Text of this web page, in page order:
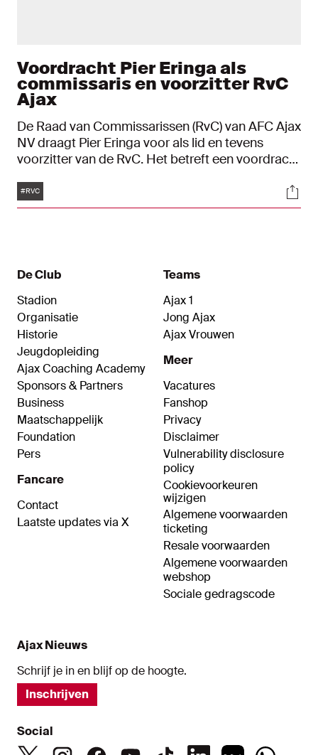
Voordracht Pier Eringa als
commissaris en voorzitter RvC
Ajax
De Raad van Commissarissen (RvC) van AFC Ajax
NV draagt Pier Eringa voor als lid en tevens
voorzitter van de RvC. Het betreft een voordracht
maanden, tot en met de Algemene Vergadering
van Aandeelhouders (AVA) in november 2026. De
Tags
#RVC
De Club
Stadion
Organisatie
Historie
Jeugdopleiding
Ajax Coaching Academy
Sponsors & Partners
Business
Maatschappelijk
Foundation
Pers
Fancare
Contact
Laatste updates via X
Teams
Ajax 1
Jong Ajax
Ajax Vrouwen
Meer
Vacatures
Fanshop
Privacy
Disclaimer
Vulnerability disclosure
policy
Cookievoorkeuren
wijzigen
Algemene voorwaarden
ticketing
Resale voorwaarden
Algemene voorwaarden
webshop
Sociale gedragscode
Ajax Nieuws
Schrijf je in en blijf op de hoogte.
Inschrijven
Social